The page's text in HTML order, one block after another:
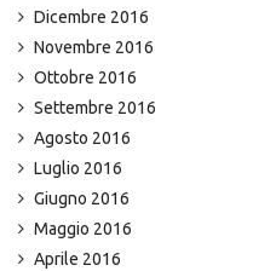
Dicembre 2016
Novembre 2016
Ottobre 2016
Settembre 2016
Agosto 2016
Luglio 2016
Giugno 2016
Maggio 2016
Aprile 2016